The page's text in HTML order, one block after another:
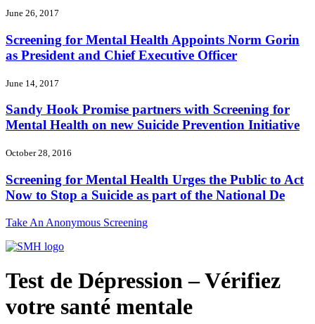
June 26, 2017
Screening for Mental Health Appoints Norm Gorin
as President and Chief Executive Officer
June 14, 2017
Sandy Hook Promise partners with Screening for
Mental Health on new Suicide Prevention Initiative
October 28, 2016
Screening for Mental Health Urges the Public to Act
Now to Stop a Suicide as part of the National De
Take An Anonymous Screening
Test de Dépression – Vérifiez
votre santé mentale